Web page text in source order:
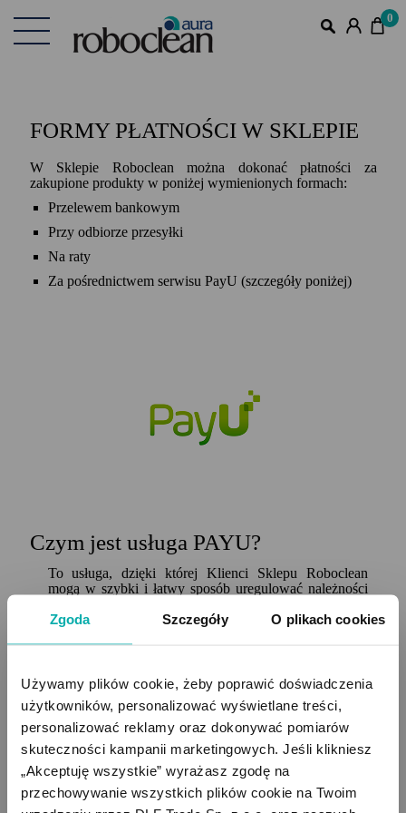
Zgoda Szczegóły O plikach cookies
Używamy plików cookie, żeby poprawić doświadczenia
użytkowników, personalizować wyświetlane treści,
personalizować reklamy oraz dokonywać pomiarów
skuteczności kampanii marketingowych. Jeśli klikniesz
„Akceptuję wszystkie” wyrażasz zgodę na
przechowywanie wszystkich plików cookie na Twoim
0
FORMY PŁATNOŚCI W SKLEPIE
W Sklepie Roboclean można dokonać płatności za
zakupione produkty w poniżej wymienionych formach:
Przelewem bankowym
Przy odbiorze przesyłki
Na raty
Za pośrednictwem serwisu PayU (szczegóły poniżej)
Czym jest usługa PAYU?
To usługa, dzięki której Klienci Sklepu Roboclean
mogą w szybki i łatwy sposób uregulować należności
Płatności w Sklepie Roboclean działają we współpracy
z serwisem PayU. Na niniejszej stronie znajdą Państwo
oferowanych razem z PayU
DLACZEGO WARTO KORZYSTAĆ
Z USŁUGI PAYU?
Minimalizujesz ryzyko podszycia się pod Sklep
Roboclean innej strony internetowej.
Dane Twojego rachunku bankowego, karty kredytowej